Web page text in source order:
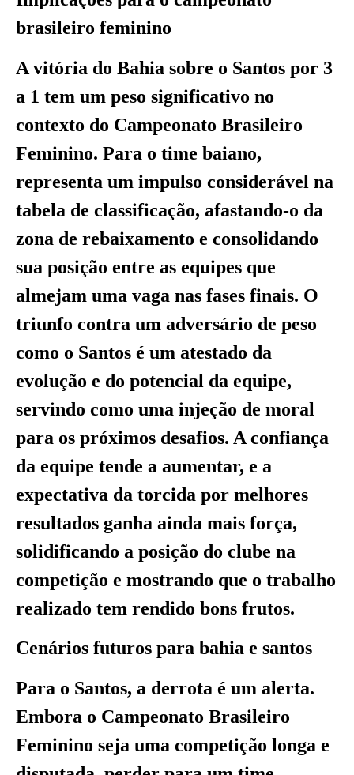
brasileiro feminino
A vitória do Bahia sobre o Santos por 3
a 1 tem um peso significativo no
contexto do Campeonato Brasileiro
Feminino. Para o time baiano,
representa um impulso considerável na
tabela de classificação, afastando-o da
zona de rebaixamento e consolidando
sua posição entre as equipes que
almejam uma vaga nas fases finais. O
triunfo contra um adversário de peso
como o Santos é um atestado da
evolução e do potencial da equipe,
servindo como uma injeção de moral
para os próximos desafios. A confiança
da equipe tende a aumentar, e a
expectativa da torcida por melhores
resultados ganha ainda mais força,
solidificando a posição do clube na
competição e mostrando que o trabalho
realizado tem rendido bons frutos.
Cenários futuros para bahia e santos
Para o Santos, a derrota é um alerta.
Embora o Campeonato Brasileiro
Feminino seja uma competição longa e